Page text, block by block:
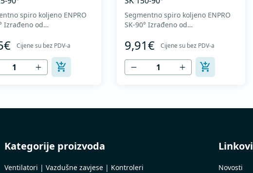
spiro koljeno ENPRO
+ Z275 za hladno
U skladu sa
MEST EN 1506 I
12237.
Cijene su bez PDV-a
Segmentno spiro koljeno ENPRO
SK-90° Izrađeno od
lima DX51D + Z275 za hladno
oblikovanje. U skladu sa
standardima MEST EN 1506 I
MEST EN 12237.
9,91€ Cijene su bez PDV-a
Kategorije proizvoda
Ventilatori | Vazdušne zavjese | Kontroleri
Linkovi
Novosti